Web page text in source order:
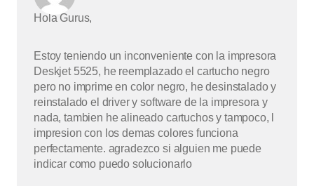
Hola Gurus,
Estoy teniendo un inconveniente con la impresora
Deskjet 5525, he reemplazado el cartucho negro
pero no imprime en color negro, he desinstalado y
reinstalado el driver y software de la impresora y
nada, tambien he alineado cartuchos y tampoco, l
impresion con los demas colores funciona
perfectamente. agradezco si alguien me puede
indicar como puedo solucionarlo